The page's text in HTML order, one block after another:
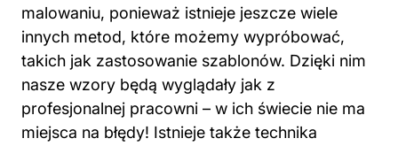
malowaniu, ponieważ istnieje jeszcze wiele
innych metod, które możemy wypróbować,
takich jak zastosowanie szablonów. Dzięki nim
nasze wzory będą wyglądały jak z
profesjonalnej pracowni – w ich świecie nie ma
miejsca na błędy! Istnieje także technika